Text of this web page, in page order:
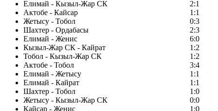
Елимай - Кызыл-Жар СК
2:1
Актобе - Кайсар
1:1
Жетысу - Тобол
0:3
Шахтер - Ордабасы
2:3
Елимай - Женис
6:0
Кызыл-Жар СК - Кайрат
1:2
Тобол - Кызыл-Жар СК
1:2
Актобе - Тобол
3:4
Елимай - Жетысу
1:1
Елимай - Кайрат
1:1
Шахтер - Тобол
1:0
Жетысу - Кызыл-Жар СК
0:0
Кайсар - Женис
1:0